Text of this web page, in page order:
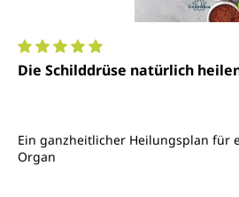
Durchschnittliche Bewertung von
Die Schilddrüse natürlich
Ein ganzheitlicher Heilungsplan für
Organ